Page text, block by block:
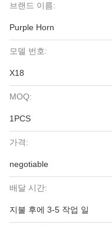
브랜드 이름:
Purple Horn
모델 번호:
X18
MOQ:
1PCS
가격:
negotiable
배달 시간:
지불 후에 3-5 작업 일